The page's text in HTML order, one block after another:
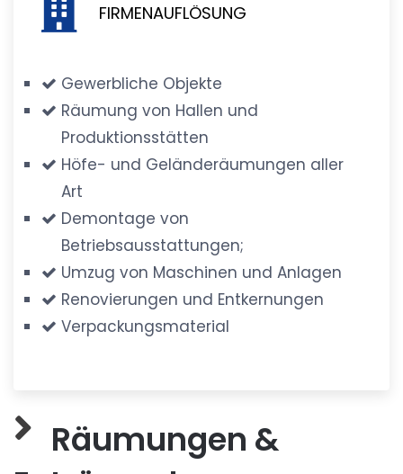
FIRMENAUFLÖSUNG
Gewerbliche Objekte
Räumung von Hallen und
Produktionsstätten
Höfe- und Geländeräumungen aller
Art
Demontage von
Betriebsausstattungen;
Umzug von Maschinen und Anlagen
Renovierungen und Entkernungen
Verpackungsmaterial
Räumungen &